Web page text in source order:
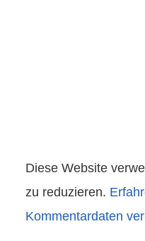
Diese Website
zu reduzieren.
Kommentardaten